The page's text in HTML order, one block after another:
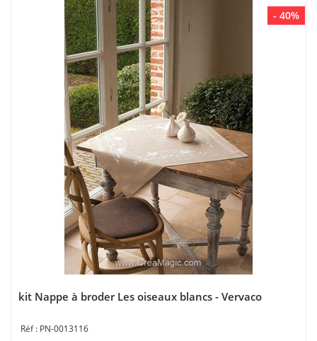
- 40%
kit Nappe à broder Les oiseaux blancs - Vervaco
PN-0013116